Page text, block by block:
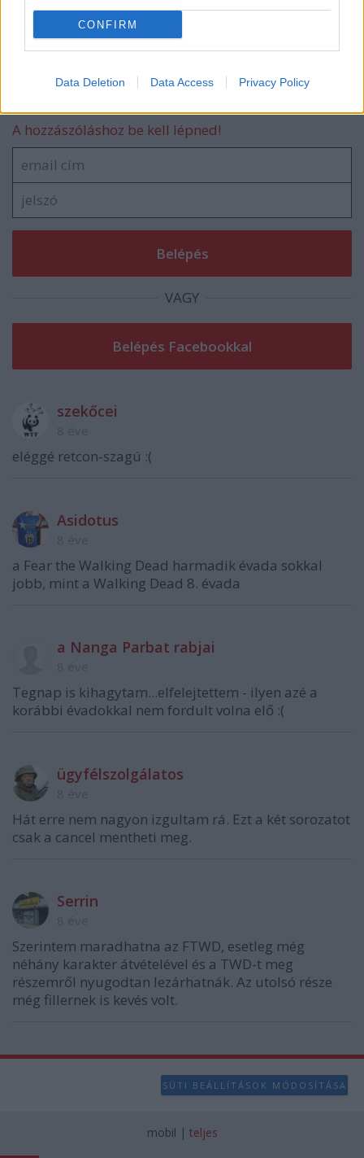
CONFIRM
Data Deletion Data Access Privacy Policy
Egy zombi mindent megváltoztat?
A hozzászóláshoz be kell lépned!
VAGY
szekőcei
eléggé retcon-szagú :(
Asidotus
a Fear the Walking Dead harmadik évada sokkal
jobb, mint a Walking Dead 8. évada
a Nanga Parbat rabjai
Tegnap is kihagytam...elfelejtettem - ilyen azé a
korábbi évadokkal nem fordult volna elő :(
ügyfélszolgálatos
Hát erre nem nagyon izgultam rá. Ezt a két sorozatot
csak a cancel mentheti meg.
Serrin
Szerintem maradhatna az FTWD, esetleg még
néhány karakter átvételével és a TWD-t meg
részemről nyugodtan lezárhatnák. Az utolsó része
még fillernek is kevés volt.
SÜTI BEÁLLÍTÁSOK MÓDOSÍTÁSA
mobil | teljes